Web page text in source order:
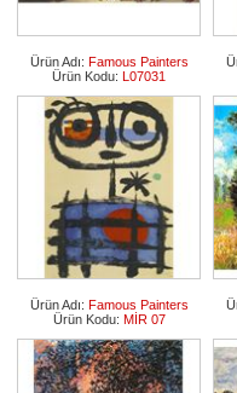
Ürün Adı: Famous Painters
Ürün Kodu: L07031
Ürün Adı: Famous Painters
Ürün Kodu: MİR 07